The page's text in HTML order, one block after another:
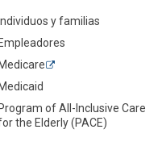
Individuos y familias
Empleadores
Medicare
Medicaid
Program of All-Inclusive Care
the Elderly (PACE)